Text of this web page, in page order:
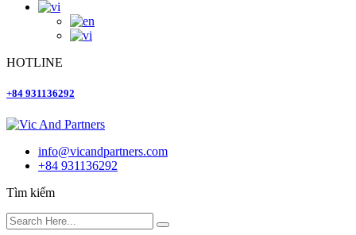
HOTLINE
+84 931136292
info@vicandpartners.com
+84 931136292
Tìm kiếm